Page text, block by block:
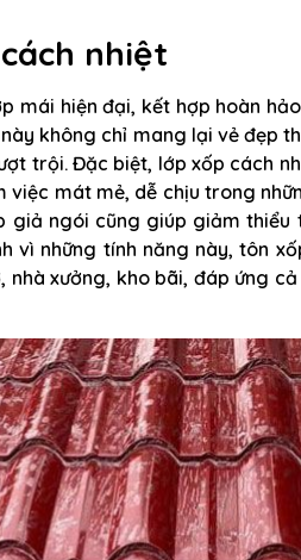
nhiệt
mái hiện đại, kết hợp hoàn
không chỉ mang lại vẻ đẹp
trội. Đặc biệt, lớp xốp cách
mát mẻ, dễ chịu trong
giả ngói cũng giúp giảm thiểu
vì những tính năng này, tôn
xưởng, kho bãi, đáp ứng